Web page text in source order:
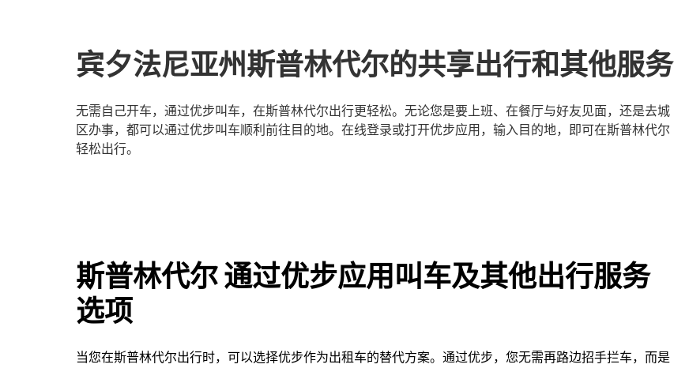
宾夕法尼亚州斯普林代尔的共享出行和其他服务
无需自己开车，通过优步叫车，在斯普林代尔出行更轻松。无论您是要上班、在餐厅与好友见面，还是去城
区办事，都可以通过优步叫车顺利前往目的地。在线登录或打开优步应用，输入目的地，即可在斯普林代尔
轻松出行。
斯普林代尔 通过优步应用叫车及其他出行服务
选项
当您在斯普林代尔出行时，可以选择优步作为出租车的替代方案。通过优步，您无需再路边招手拦车，而是